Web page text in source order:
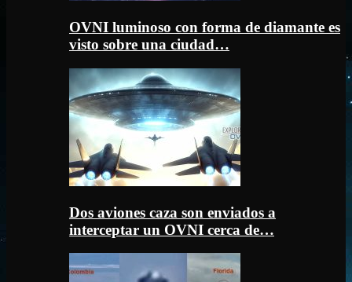
OVNI luminoso con forma de diamante es
visto sobre una ciudad…
Dos aviones caza son enviados a
interceptar un OVNI cerca de…